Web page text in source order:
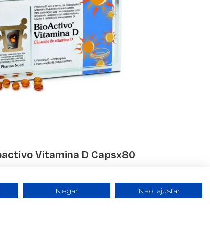
Vitamina D Capsx80
Negar Não, ajustar